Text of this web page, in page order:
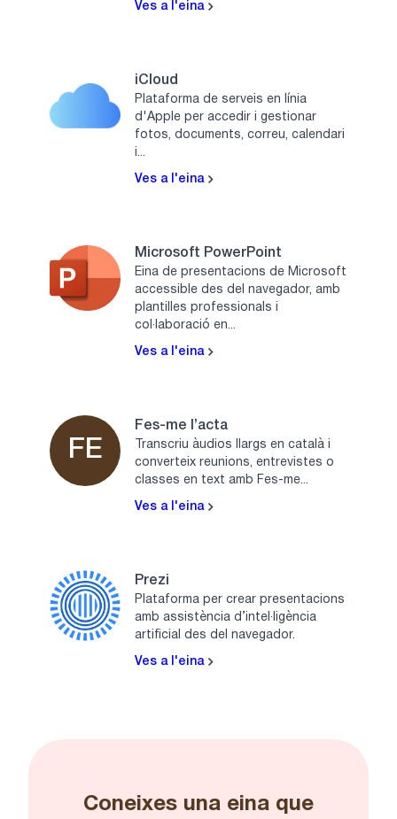
Ves a l'eina
iCloud
Plataforma de serveis en línia
d'Apple per accedir i gestionar
fotos, documents, correu, calendari
i...
Ves a l'eina
Microsoft PowerPoint
Eina de presentacions de Microsoft
accessible des del navegador, amb
plantilles professionals i
col·laboració en...
Ves a l'eina
FE
Fes-me l’acta
Transcriu àudios llargs en català i
converteix reunions, entrevistes o
classes en text amb Fes-me...
Ves a l'eina
Prezi
Plataforma per crear presentacions
amb assistència d’intel·ligència
artificial des del navegador.
Ves a l'eina
Coneixes una eina que